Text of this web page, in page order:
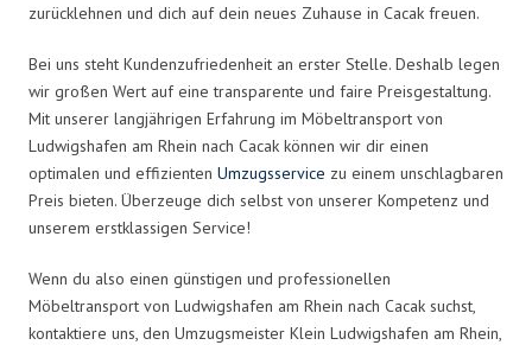
zurücklehnen und dich auf dein neues Zuhause in Cacak freuen.
Bei uns steht Kundenzufriedenheit an erster Stelle. Deshalb legen
wir großen Wert auf eine transparente und faire Preisgestaltung.
Mit unserer langjährigen Erfahrung im Möbeltransport von
Ludwigshafen am Rhein nach Cacak können wir dir einen
optimalen und effizienten Umzugsservice zu einem unschlagbaren
Preis bieten. Überzeuge dich selbst von unserer Kompetenz und
unserem erstklassigen Service!
Wenn du also einen günstigen und professionellen
Möbeltransport von Ludwigshafen am Rhein nach Cacak suchst,
kontaktiere uns, den Umzugsmeister Klein Ludwigshafen am Rhein,